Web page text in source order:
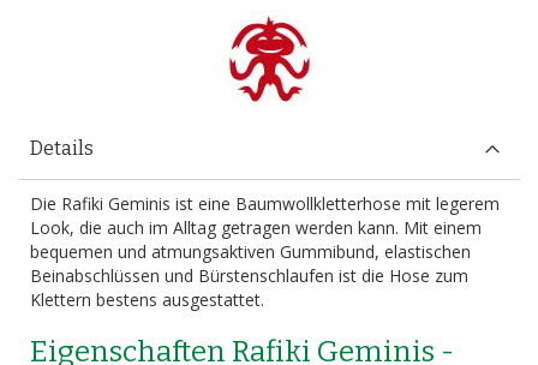
Details
Die Rafiki Geminis ist eine Baumwollkletterhose mit legerem
Look, die auch im Alltag getragen werden kann. Mit einem
bequemen und atmungsaktiven Gummibund, elastischen
Beinabschlüssen und Bürstenschlaufen ist die Hose zum
Klettern bestens ausgestattet.
Eigenschaften Rafiki Geminis -